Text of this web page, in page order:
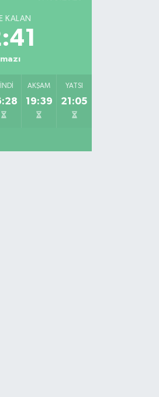
KALAN
AKŞAM
19:39
YATSI
21:05